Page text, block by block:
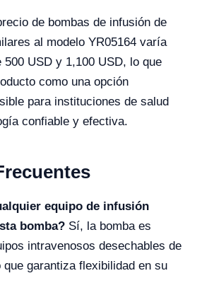
de bombas de infusión de
al modelo YR05164 varía
500 USD y 1,100 USD, lo que
como una opción
para instituciones de salud
confiable y efectiva.
equipo de infusión
bomba? Sí, la bomba es
intravenosos desechables de
garantiza flexibilidad en su